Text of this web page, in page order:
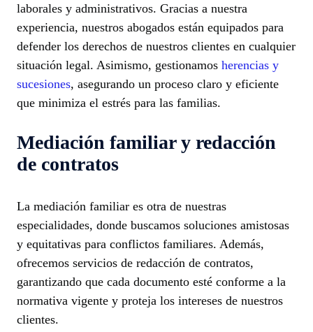
laborales y administrativos. Gracias a nuestra
experiencia, nuestros abogados están equipados para
defender los derechos de nuestros clientes en cualquier
situación legal. Asimismo, gestionamos herencias y
sucesiones, asegurando un proceso claro y eficiente
que minimiza el estrés para las familias.
Mediación familiar y redacción
de contratos
La mediación familiar es otra de nuestras
especialidades, donde buscamos soluciones amistosas
y equitativas para conflictos familiares. Además,
ofrecemos servicios de redacción de contratos,
garantizando que cada documento esté conforme a la
normativa vigente y proteja los intereses de nuestros
clientes.